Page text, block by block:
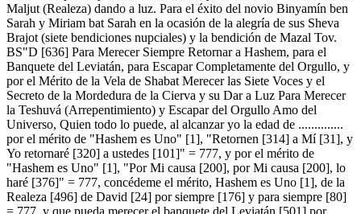
Maljut (Realeza) dando a luz. Para el éxito del novio Binyamín ben
Sarah y Miriam bat Sarah en la ocasión de la alegría de sus Sheva
Brajot (siete bendiciones nupciales) y la bendición de Mazal Tov.
BS"D [636] Para Merecer Siempre Retornar a Hashem, para el
Banquete del Leviatán, para Escapar Completamente del Orgullo, y
por el Mérito de la Vela de Shabat Merecer las Siete Voces y el
Secreto de la Mordedura de la Cierva y su Dar a Luz Para Merecer
la Teshuvá (Arrepentimiento) y Escapar del Orgullo Amo del
Universo, Quien todo lo puede, al alcanzar yo la edad de ..............
por el mérito de "Hashem es Uno" [1], "Retornen [314] a Mí [31], y
Yo retornaré [320] a ustedes [101]" = 777, y por el mérito de
"Hashem es Uno" [1], "Por Mi causa [200], por Mi causa [200], lo
haré [376]" = 777, concédeme el mérito, Hashem es Uno [1], de la
Realeza [496] de David [24] por siempre [176] y para siempre [80]
= 777, y que pueda merecer el banquete del Leviatán [501] por